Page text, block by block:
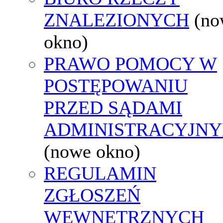
ZNALEZIONYCH
okno)
PRAWO POMOCY W
POSTĘPOWANIU
PRZED SĄDAMI
(nowe okno)
REGULAMIN
ZGŁOSZEŃ
WEWNĘTRZNYCH